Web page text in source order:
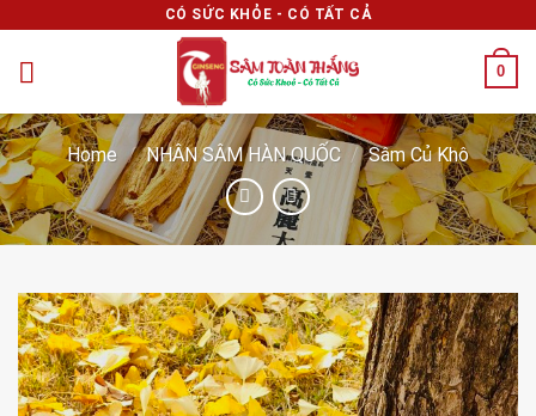
CÓ SỨC KHỎE - CÓ TẤT CẢ
0
Home / NHÂN SÂM HÀN QUỐC / Sâm Củ Khô